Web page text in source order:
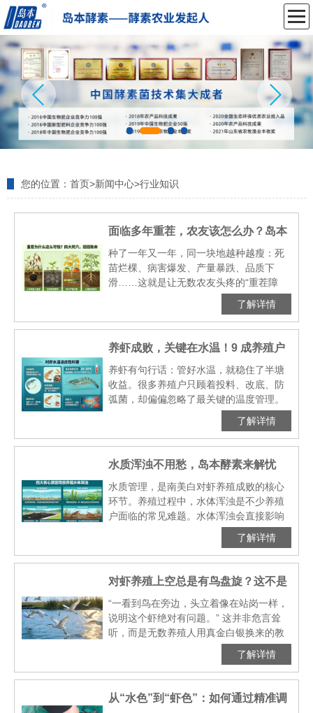
您的位置： 首页>新闻中心>行业知识
面临多年重茬，农友该怎么办？岛本
酵素：一招破解 让老地再获新生！
种了一年又一年，同一块地越种越瘦：死
苗烂棵、病害爆发、产量暴跌、品质下
滑……这就是让无数农友头疼的“重茬障
碍”。土地有限，轮作太难，重茬躲不开、
病害治不住——难道老地只能越种越废？
别慌！岛本酵素，以酵···
了解详情
养虾成败，关键在水温！9 成养殖户
都忽略的控温细节，看完少亏上万
养虾有句行话：管好水温，就稳住了半塘
收益。很多养殖户只顾着投料、改底、防
弧菌，却偏偏忽略了最关键的温度管理。
殊不知虾塘水温哪怕波动1℃，处理不当可
能造成很大损失。尤其换季、暴雨、昼夜
温差大的时候，稍有···
了解详情
水质浑浊不用愁，岛本酵素来解忧
水质管理，是南美白对虾养殖成败的核心
环节。养殖过程中，水体浑浊是不少养殖
户面临的常见难题。水体浑浊会直接影响
对虾正常摄食与生长，还易引发溶氧不
足、氨氮亚盐升高、水质持续恶化等问
题，影响养殖效益与稳产增···
了解详情
对虾养殖上空总是有鸟盘旋？这不是
风景，是“生物警报”！
“一看到鸟在旁边，头立着像在站岗一样，
说明这个虾绝对有问题。” 这并非危言耸
听，而是无数养殖人用真金白银换来的教
训。那么，这些天空中的“不速之客”究竟为
何总在你的塘口上空盘旋？它们又在向你
传递什么秘密···
了解详情
从“水色”到“虾色”：如何通过精准调